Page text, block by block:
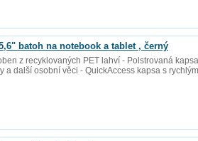
batoh na notebook a tablet , černý
z recyklovaných PET lahví - Polstrovaná
a další osobní věci - QuickAccess kapsa s